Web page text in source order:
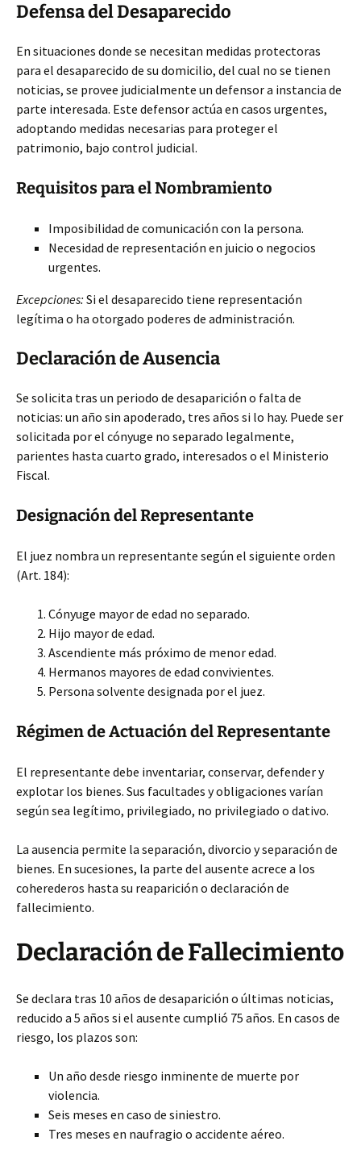
Defensa del Desaparecido
En situaciones donde se necesitan medidas protectoras
para el desaparecido de su domicilio, del cual no se tienen
noticias, se provee judicialmente un defensor a instancia de
parte interesada. Este defensoractúa en casos urgentes,
adoptando medidas necesarias para proteger el
patrimonio, bajo control judicial.
Requisitos para el Nombramiento
Imposibilidad de comunicación con la persona.
Necesidad de representación en juicio o negocios
urgentes.
Excepciones: Si el desaparecido tiene representación
legítima o ha otorgado poderes de administración.
Declaración de Ausencia
Se solicita tras un periodo de desaparición o falta de
noticias: un año sin apoderado, tres años si lo hay. Puede ser
solicitada por el cónyuge no separado legalmente,
parientes hasta cuarto grado, interesados o el Ministerio
Fiscal.
Designación del Representante
El juez nombra un representante según el siguiente orden
(Art. 184):
Cónyuge mayor de edad no separado.
Hijo mayor de edad.
Ascendiente más próximo de menor edad.
Hermanos mayores de edad convivientes.
Persona solvente designada por el juez.
Régimen de Actuación del Representante
El representante debe inventariar, conservar, defender y
explotar los bienes. Sus facultades y obligaciones varían
según sea legítimo, privilegiado, no privilegiado o dativo.
La ausencia permite la separación, divorcio y separación de
bienes. En sucesiones, la parte del ausente acrece a los
coherederos hasta su reaparición o declaración de
fallecimiento.
Declaración de Fallecimiento
Se declara tras 10 años de desaparición o últimas noticias,
reducido a 5 años si el ausente cumplió 75 años. En casos de
riesgo, los plazos son:
Un año desde riesgo inminente de muerte por
violencia.
Seis meses en caso de siniestro.
Tres meses en naufragio o accidente aéreo.